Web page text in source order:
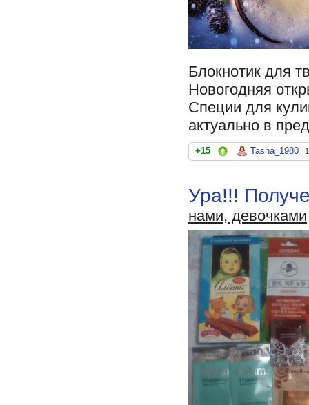
Блокнотик для
Новогодняя
Специи для
актуально в
+15 Tasha_1980
Ура!!!
нами, девочками